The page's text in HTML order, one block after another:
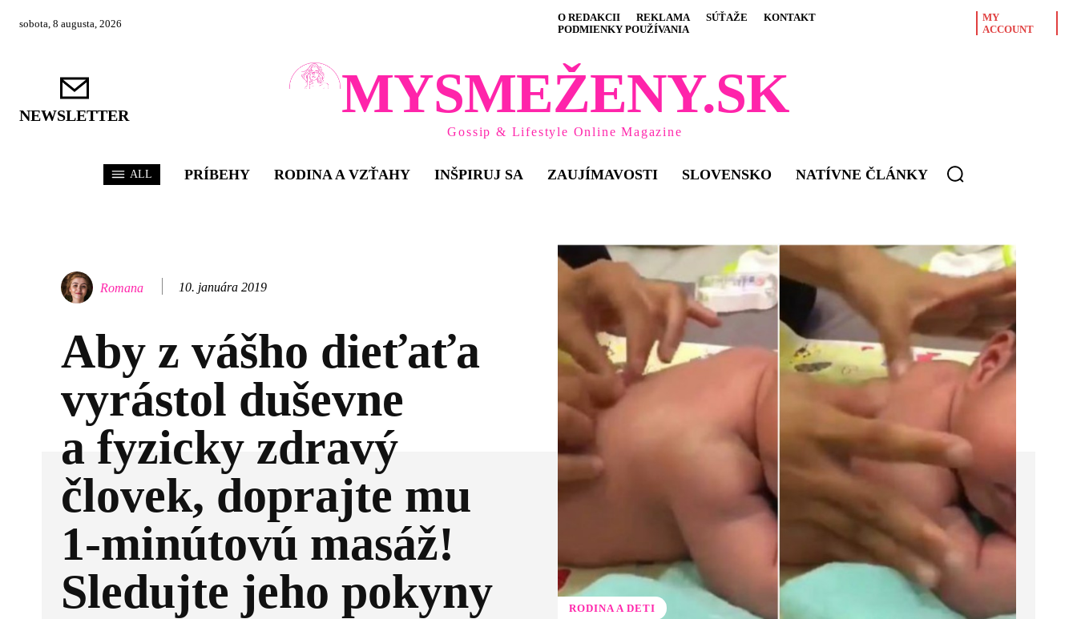
sobota, 8 augusta, 2026 O REDAKCII REKLAMA SÚŤAŽE
KONTAKT
PODMIENKY POUŽÍVANIA
MY
ACCOUNT
NEWSLETTER MYSMEŽENY.SK
Gossip & Lifestyle Online Magazine
ALL PRÍBEHY RODINA A VZŤAHY INŠPIRUJ SA ZAUJÍMAVOSTI SLOVENSKO NATÍVNE ČLÁNKY
Romana 10. januára 2019
Aby z vášho dieťaťa
vyrástol duševne
a fyzicky zdravý
človek, doprajte mu
1-minútovú masáž!
Sledujte jeho pokyny
RODINA A DETI